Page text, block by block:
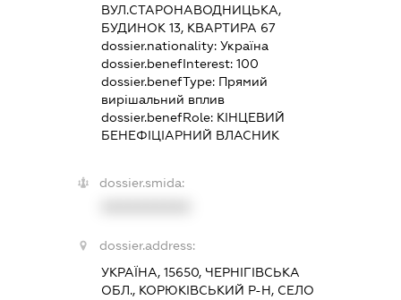
ВУЛ.СТАРОНАВОДНИЦЬКА,
БУДИНОК 13, КВАРТИРА 67
dossier.nationality:Україна
dossier.benefInterest:100
dossier.benefType: Прямий
вирішальний вплив
dossier.benefRole: КІНЦЕВИЙ
БЕНЕФІЦІАРНИЙ ВЛАСНИК
dossier.smida:
dossier.address:
УКРАЇНА, 15650, ЧЕРНІГІВСЬКА
ОБЛ., КОРЮКІВСЬКИЙ Р-Н, СЕЛО